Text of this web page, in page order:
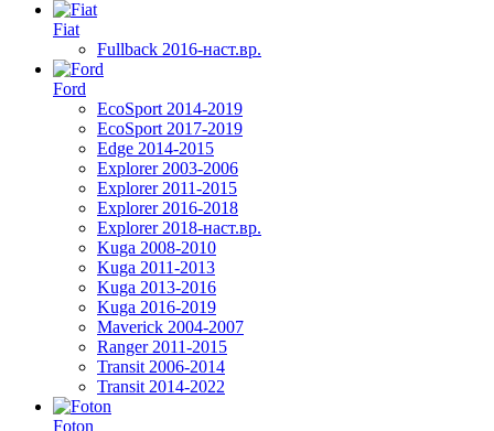
Fiat
Fullback 2016-наст.вр.
Ford
EcoSport 2014-2019
EcoSport 2017-2019
Edge 2014-2015
Explorer 2003-2006
Explorer 2011-2015
Explorer 2016-2018
Explorer 2018-наст.вр.
Kuga 2008-2010
Kuga 2011-2013
Kuga 2013-2016
Kuga 2016-2019
Maverick 2004-2007
Ranger 2011-2015
Transit 2006-2014
Transit 2014-2022
Foton